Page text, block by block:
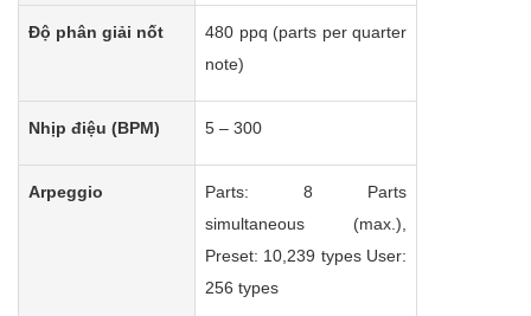
Độ phân giải nốt
480 ppq (parts per quarter
note)
Nhịp điệu (BPM) 5 – 300
Arpeggio
Parts: 8 Parts
simultaneous (max.),
Preset: 10,239 types User:
256 types